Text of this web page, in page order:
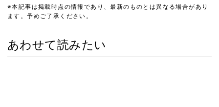
※本記事は掲載時点の情報であり、最新のものとは異なる場合があり
ます。予めご了承ください。
あわせて読みたい